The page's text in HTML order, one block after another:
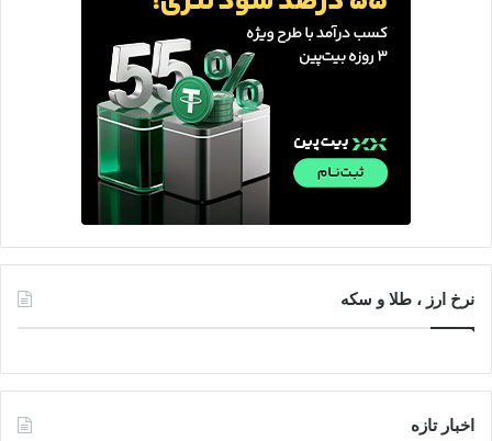
نرخ ارز ، طلا و سکه
اخبار تازه